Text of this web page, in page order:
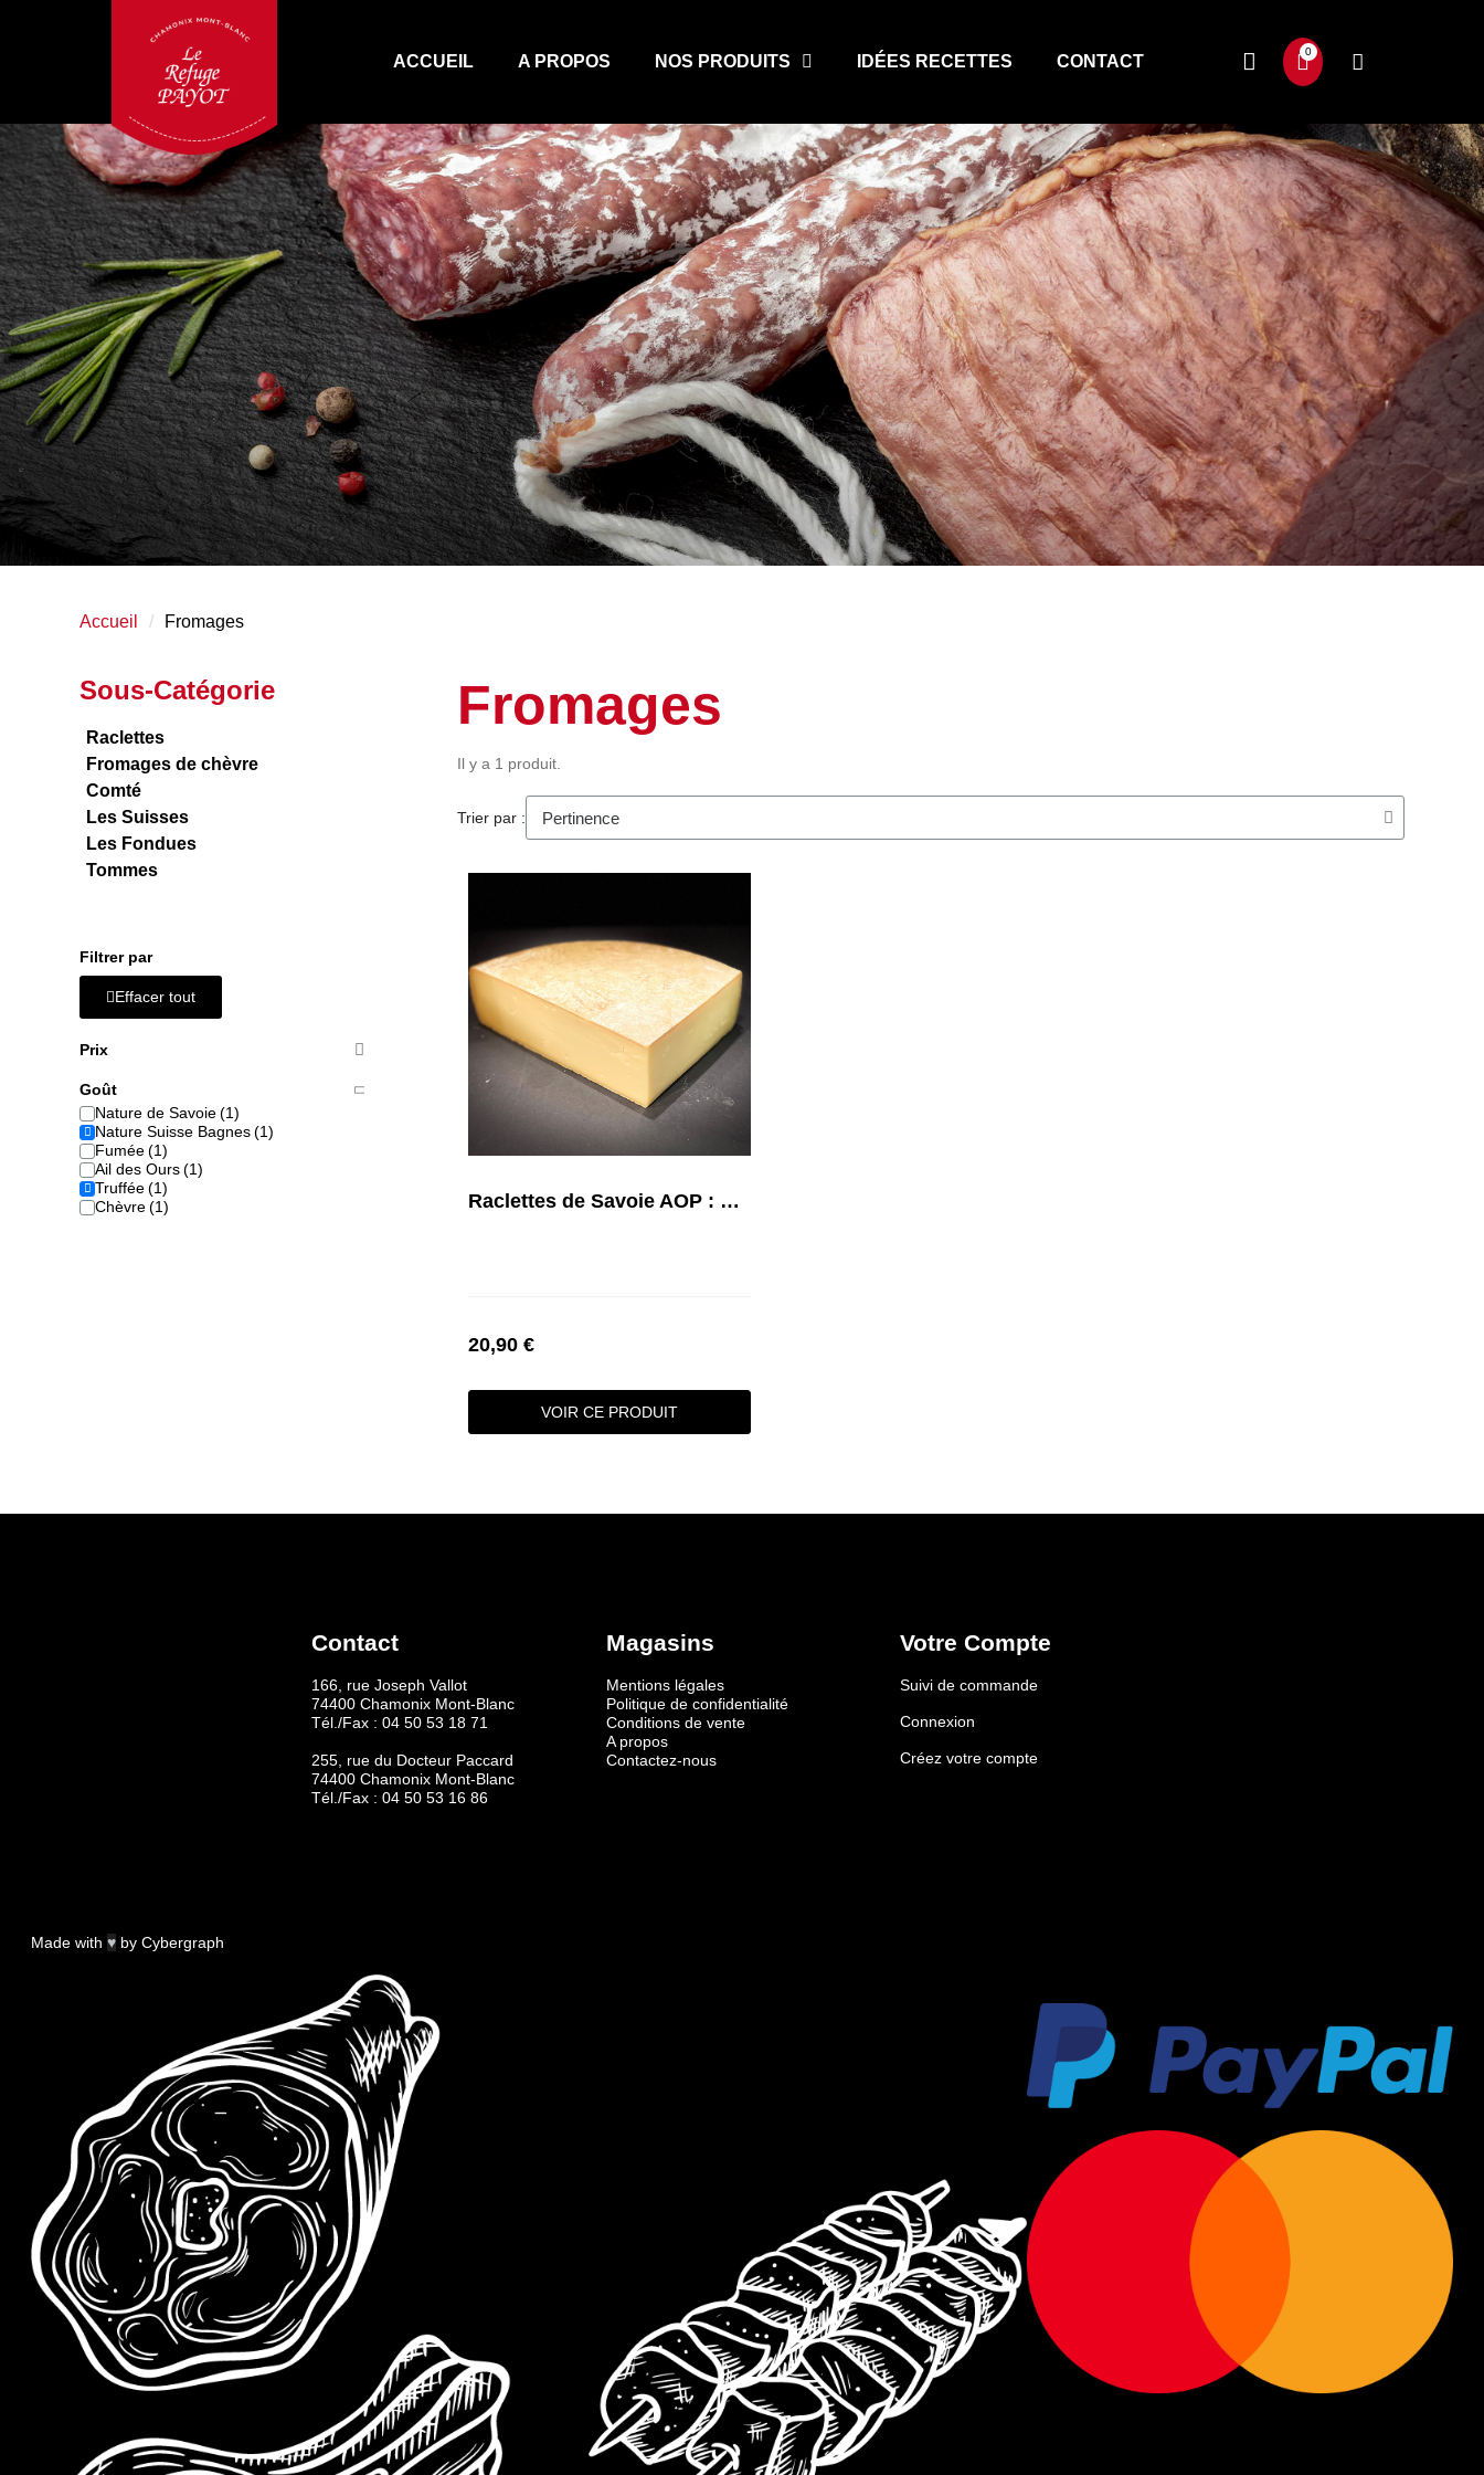
ACCUEIL A PROPOS NOS PRODUITS IDÉES RECETTES CONTACT
Accueil Fromages
Sous-Catégorie
Raclettes
Fromages de chèvre
Comté
Les Suisses
Les Fondues
Tommes
Filtrer par
Effacer tout
Prix
Goût
Nature de Savoie
Nature Suisse Bagnes
Fumée
Ail des Ours
Truffée
Chèvre
Fromages
Il y a 1 produit.
Trier par :
Raclettes de Savoie AOP : Nature, Fumée...
20,90 €
VOIR CE PRODUIT
Contact
166, rue Joseph Vallot
74400 Chamonix Mont-Blanc
Tél./Fax : 04 50 53 18 71
255, rue du Docteur Paccard
74400 Chamonix Mont-Blanc
Tél./Fax : 04 50 53 16 86
Magasins
Mentions légales
Politique de confidentialité
Conditions de vente
A propos
Contactez-nous
Votre Compte
Suivi de commande
Connexion
Créez votre compte
Made with ♥ by Cybergraph